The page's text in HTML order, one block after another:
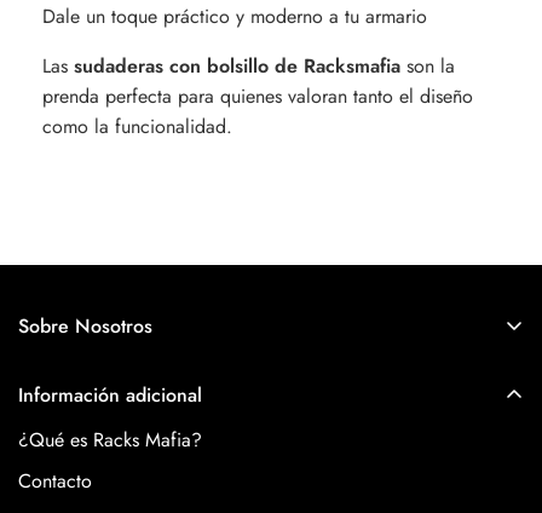
Dale un toque práctico y moderno a tu armario
Las sudaderas con bolsillo de Racksmafia son la
prenda perfecta para quienes valoran tanto el diseño
como la funcionalidad.
Sobre Nosotros
Racks Mafia es mucho más que una marca de ropa, es una
comunidad de individuos que, como tú, valoran la libertad de
expresión, el emprendimiento y la mejora de uno mismo.
Información adicional
¿Qué es Racks Mafia?
Contacto